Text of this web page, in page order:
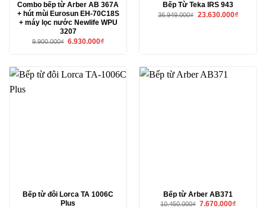
Combo bếp từ Arber AB 367A
+ hút mùi Eurosun EH-70C18S
+ máy lọc nước Newlife WPU
3207
9.900.000₫ Giá
6.930.000₫Giá
Bếp Từ Teka IRS 943
36.949.000₫ Giá
23.630.000₫Giá
Bếp từ đôi Lorca TA 1006C
Plus
Bếp từ Arber AB371
10.450.000₫ Giá
7.670.000₫Giá